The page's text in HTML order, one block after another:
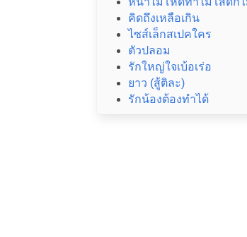
คิดถึงเหลือเกิน
ไซส์เล็กสเปคใคร
ตัวปลอม
รักใหญ่ใจเบ้อเร่อ
ยาว (สู้ติละ)
รักน้องต้องทำได้